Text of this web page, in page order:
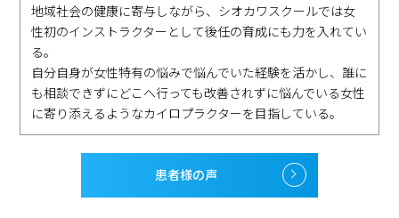
地域社会の健康に寄与しながら、シオカワスクールでは女
性初のインストラクターとして後任の育成にも力を入れてい
る。
自分自身が女性特有の悩みで悩んでいた経験を活かし、誰に
も相談できずにどこへ行っても改善されずに悩んでいる女性
に寄り添えるようなカイロプラクターを目指している。
患者様の声